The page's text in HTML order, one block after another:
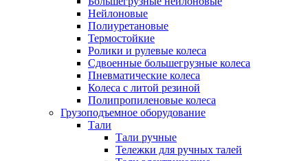
Нейлоновые
Полиуретановые
Термостойкие
Ролики и рулевые колеса
Сдвоенные большегрузные колеса
Пневматические колеса
Колеса с литой резиной
Полипропиленовые колеса
Грузоподъемное оборудование
Тали
Тали ручные
Тележки для ручных талей